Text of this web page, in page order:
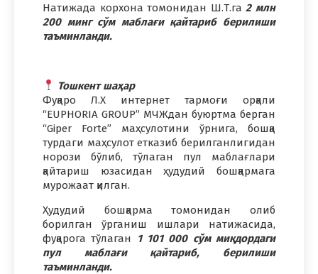
Натижада корхона томонидан Ш.Т.га2 млн
200 минг сўм маблағи қайтариб берилиши
таъминланди.
Тошкент шаҳар
Фуқаро Л.Х интернет тармоғи орқали
“EUPHORIA GROUP” МЧЖдан буюртма берган
“Giper Forte” маҳсулотини ўрнига, бошқа
турдаги маҳсулот етказиб берилганлигидан
норози бўлиб, тўлаган пул маблағлари
қайтариш юзасидан ҳудудий бошқармага
мурожаат қилган.
Ҳудудий бошқарма томонидан олиб
борилган ўрганиш ишлари натижасида,
фуқарога тўлаган
1 101 000 сўм миқдордаги
пул маблағи қайтариб, берилиши
таъминланди.